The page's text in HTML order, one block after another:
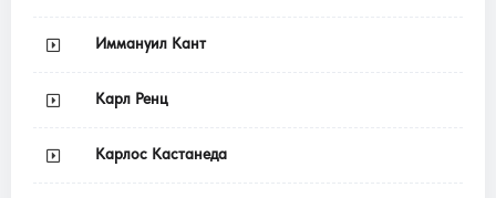
Иммануил Кант
Карл Ренц
Карлос Кастанеда